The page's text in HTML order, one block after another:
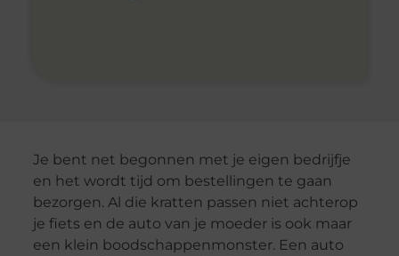
Je bent net begonnen met je eigen bedrijfje
en het wordt tijd om bestellingen te gaan
bezorgen. Al die kratten passen niet achterop
je fiets en de auto van je moeder is ook maar
een klein boodschappenmonster. Een auto